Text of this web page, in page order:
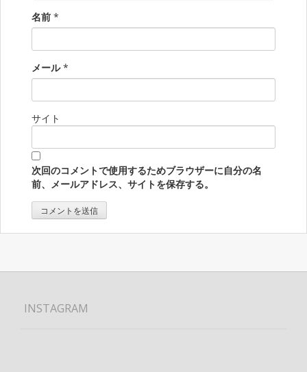
名前 *
メール *
サイト
次回のコメントで使用するためブラウザーに自分の名
前、メールアドレス、サイトを保存する。
INSTAGRAM